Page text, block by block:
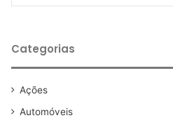
Categorias
Ações
Automóveis